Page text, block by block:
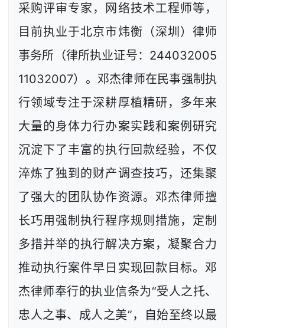
采购评审专家，网络技术工程师等，
目前执业于北京市炜衡（深圳）律师
事务所（律所执业证号：244032005
11032007）。邓杰律师在民事强制执
行领域专注于深耕厚植精研，多年来
大量的身体力行办案实践和案例研究
沉淀下了丰富的执行回款经验，不仅
淬炼了独到的财产调查技巧，还集聚
了强大的团队协作资源。邓杰律师擅
长巧用强制执行程序规则措施，定制
多措并举的执行解决方案，凝聚合力
推动执行案件早日实现回款目标。邓
杰律师奉行的执业信条为“受人之托、
忠人之事、成人之美”，自始至终以最